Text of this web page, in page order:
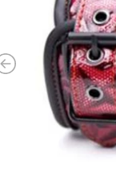
Previous